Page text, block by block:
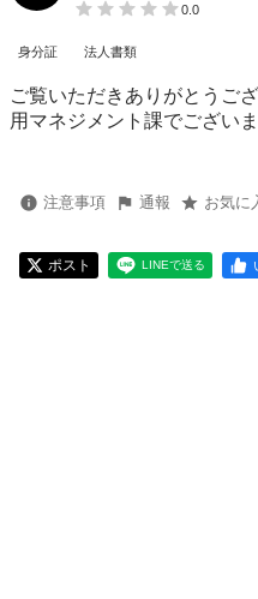
0.0
身分証 法人書類
ご覧いただきありがとうご
用マネジメント課でござい
注意事項 通報 お気に
ポスト LINEで送る